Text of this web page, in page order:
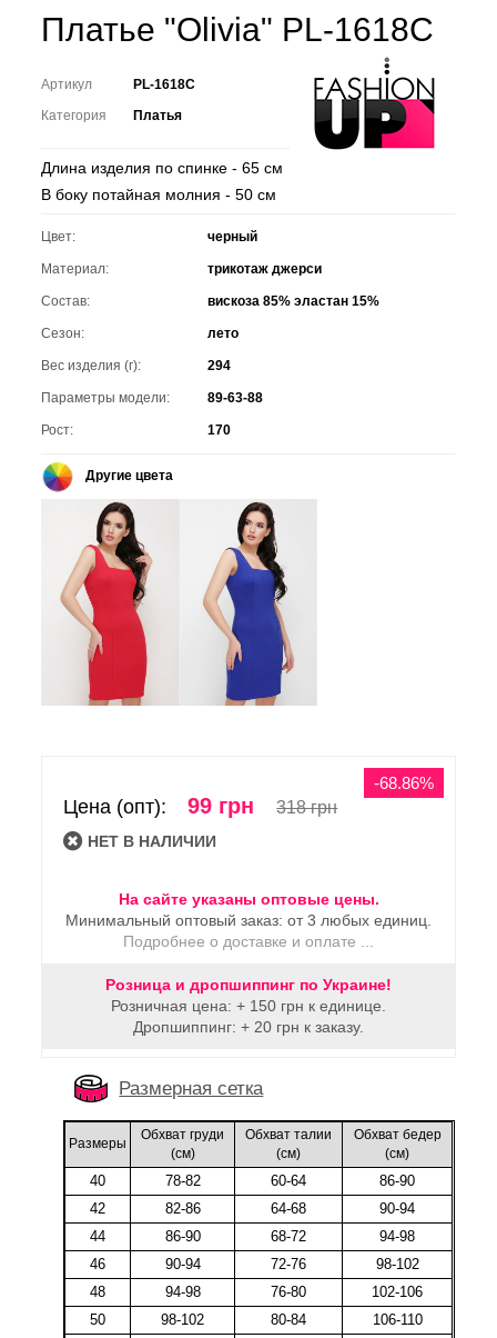
Платье "Olivia" PL-1618C
Артикул
PL-1618C
Категория
Платья
Длина изделия по спинке - 65 см
В боку потайная молния - 50 см
Цвет: черный
Материал: трикотаж джерси
Состав: вискоза 85% эластан 15%
Сезон: лето
Вес изделия (г): 294
Параметры модели: 89-63-88
Рост: 170
Другие цвета
Цена (опт): 99 грн 318 грн
HЕТ В НАЛИЧИИ
-68.86%
На сайте указаны оптовые цены.
Минимальный оптовый заказ: от 3 любых единиц.
Подробнее о доставке и оплате ...
Розница и дропшиппинг по Украине!
Розничная цена: + 150 грн к единице.
Дропшиппинг: + 20 грн к заказу.
Размерная сетка
Размеры
Обхват груди
(cм)
Обхват талии
(cм)
Обхват бедер
(cм)
40 78-82 60-64
86-90
42
82-86 64-68
90-94
44
86-90 68-72
94-98
46
90-94 72-76
98-102
48
94-98 76-80
102-106
50
98-102 80-84
106-110